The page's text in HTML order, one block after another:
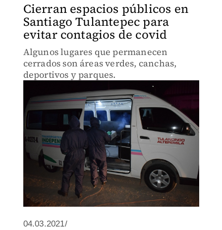
Cierran espacios públicos en
Santiago Tulantepec para
evitar contagios de covid
Algunos lugares que permanecen
cerrados son áreas verdes, canchas,
deportivos y parques.
04.03.2021/